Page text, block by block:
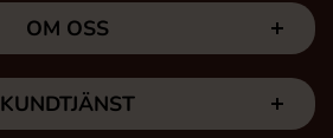
OM OSS
KUNDTJÄNST